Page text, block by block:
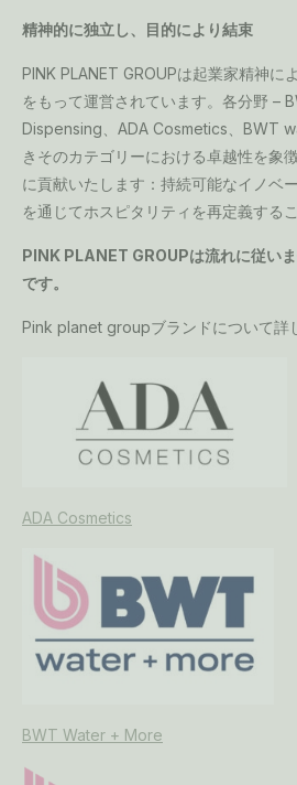
精神的に独立し、目的により結束
PINK PLANET GROUPは起業家精神に
をもって運営されています。各分野 –
Dispensing、ADA Cosmetics、BWT
きそのカテゴリーにおける卓越性を象
に貢献いたします：持続可能なイノベ
を通じてホスピタリティを再定義するこ
PINK PLANET GROUPは流れに従い
です。
Pink planet groupブランドについて詳
ADA Cosmetics
BWT Water + More